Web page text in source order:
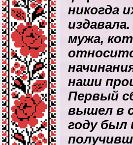
никогда
мужа,
наши
Первый
вышел в
году был